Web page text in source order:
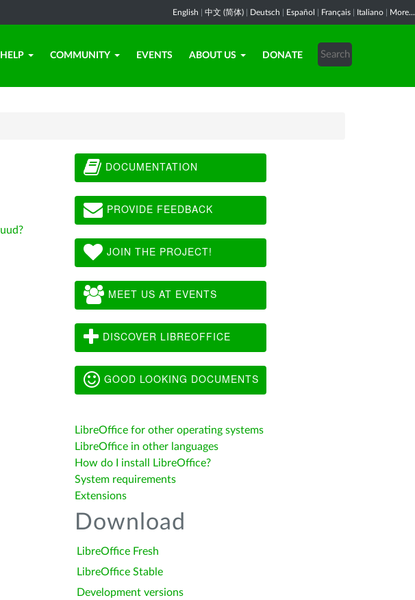
English 中文 (简体) Deutsch Español Français Italiano More...
COMMUNITY EVENTS ABOUT US DONATE
DOCUMENTATION
PROVIDE FEEDBACK
JOIN THE PROJECT!
MEET US AT EVENTS
DISCOVER LIBREOFFICE
GOOD LOOKING DOCUMENTS
LibreOffice for other operating systems
LibreOffice in other languages
How do I install LibreOffice?
System requirements
Extensions
Download
LibreOffice Fresh
LibreOffice Stable
Development versions